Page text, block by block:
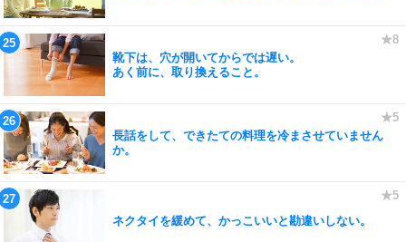
靴下は、穴が開いてからでは遅い。
あく前に、取り換えること。
長話をして、できたての料理を冷まさせていません
か。
ネクタイを緩めて、かっこいいと勘違いしない。